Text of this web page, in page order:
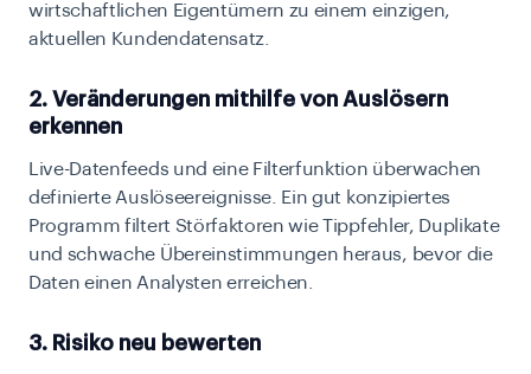
wirtschaftlichen Eigentümern zu einem einzigen,
aktuellen Kundendatensatz.
2. Veränderungen mithilfe von Auslösern
erkennen
Live-Datenfeeds und eine Filterfunktion überwachen
definierte Auslöseereignisse. Ein gut konzipiertes
Programm filtert Störfaktoren wie Tippfehler, Duplikate
und schwache Übereinstimmungen heraus, bevor die
Daten einen Analysten erreichen.
3. Risiko neu bewerten